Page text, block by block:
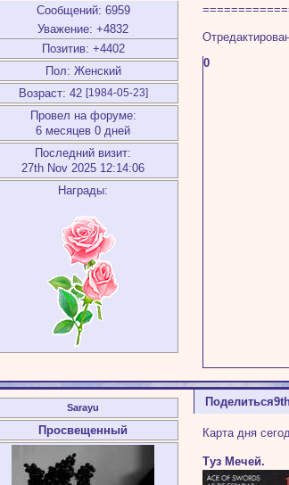
Сообщений: 6959
Уважение: +4832
Позитив: +4402
Пол: Женский
Возраст: 42 [1984-05-23]
Провел на форуме:
6 месяцев 0 дней
Последний визит:
27th Nov 2025 12:14:06
Награды:
0
Поделиться
Sarayu
Просвещенный Карта дня
Туз Мечей.